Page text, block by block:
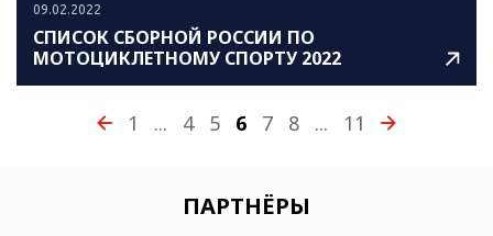
09.02.2022
СПИСОК СБОРНОЙ РОССИИ ПО
МОТОЦИКЛЕТНОМУ СПОРТУ 2022
1 ... 4 5 6 7 8 ... 11
ПАРТНЁРЫ